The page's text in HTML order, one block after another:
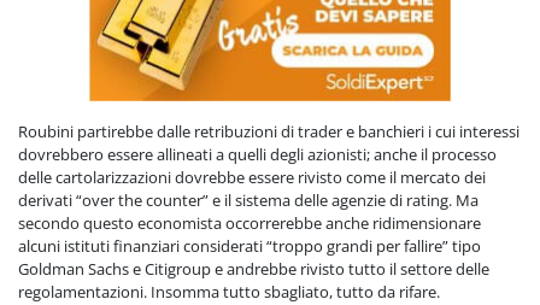
Roubini partirebbe dalle retribuzioni di trader e banchieri i cui interessi
dovrebbero essere allineati a quelli degli azionisti; anche il processo
delle cartolarizzazioni dovrebbe essere rivisto come il mercato dei
derivati “over the counter” e il sistema delle agenzie di rating. Ma
secondo questo economista occorrerebbe anche ridimensionare
alcuni istituti finanziari considerati “troppo grandi per fallire” tipo
Goldman Sachs e Citigroup e andrebbe rivisto tutto il settore delle
regolamentazioni. Insomma tutto sbagliato, tutto da rifare.